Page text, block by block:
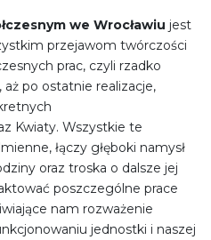
we Wrocławiu jest
przejawom twórczości
prac, czyli rzadko
po ostatnie realizacje,
Kwiaty. Wszystkie te
łączy głęboki namysł
oraz troska o dalsze jej
poszczególne prace
nam rozważenie
jednostki i naszej